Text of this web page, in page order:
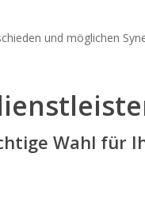
und möglichen
Wahl für